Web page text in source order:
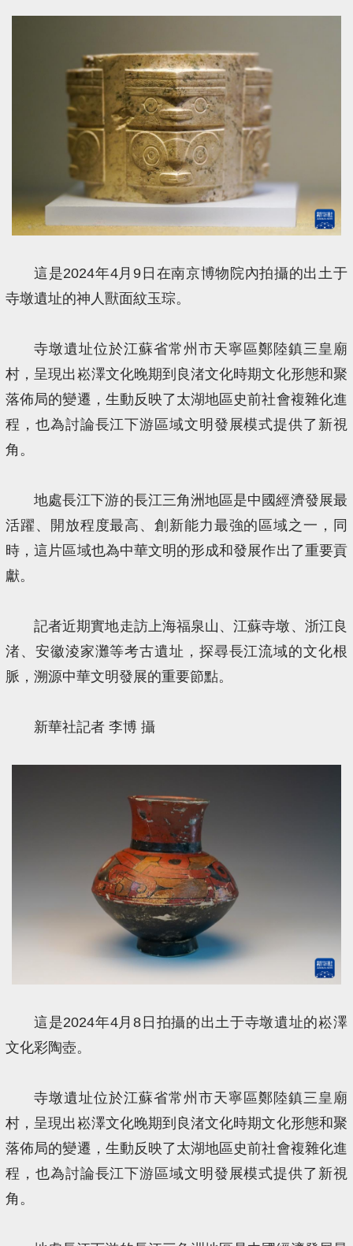
這是2024年4月9日在南京博物院內拍攝的出土于
寺墩遺址的神人獸面紋玉琮。
寺墩遺址位於江蘇省常州市天寧區鄭陸鎮三皇廟
村，呈現出崧澤文化晚期到良渚文化時期文化形態和聚
落佈局的變遷，生動反映了太湖地區史前社會複雜化進
程，也為討論長江下游區域文明發展模式提供了新視
角。
地處長江下游的長江三角洲地區是中國經濟發展最
活躍、開放程度最高、創新能力最強的區域之一，同
時，這片區域也為中華文明的形成和發展作出了重要貢
獻。
記者近期實地走訪上海福泉山、江蘇寺墩、浙江良
渚、安徽淩家灘等考古遺址，探尋長江流域的文化根
脈，溯源中華文明發展的重要節點。
新華社記者 李博 攝
這是2024年4月8日拍攝的出土于寺墩遺址的崧澤
文化彩陶壺。
寺墩遺址位於江蘇省常州市天寧區鄭陸鎮三皇廟
村，呈現出崧澤文化晚期到良渚文化時期文化形態和聚
落佈局的變遷，生動反映了太湖地區史前社會複雜化進
程，也為討論長江下游區域文明發展模式提供了新視
角。